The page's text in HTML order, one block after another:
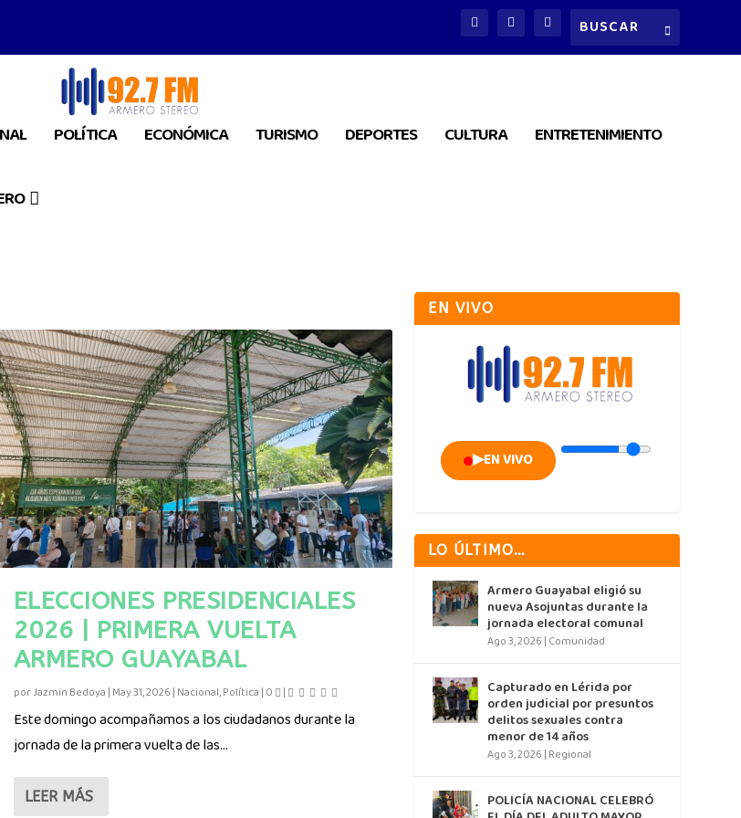
POLÍTICA ECONÓMICA TURISMO DEPORTES CULTURA ENTRETENIMIENTO
ELECCIONES PRESIDENCIALES
2026 | PRIMERA VUELTA
ARMERO GUAYABAL
porJazmin Bedoya | May 31, 2026 | Nacional,Política | 0 |
Este domingo acompañamos a los ciudadanos durante la
jornada de la primera vuelta de las...
LEER MÁS
EN VIVO
▶EN VIVO
LO ÚLTIMO…
Armero Guayabal eligió su
nueva Asojuntas durante la
jornada electoral comunal
Ago 3, 2026 | Comunidad
Capturado en Lérida por
orden judicial por presuntos
delitos sexuales contra
menor de 14 años
Ago 3, 2026 | Regional
POLICÍA NACIONAL CELEBRÓ